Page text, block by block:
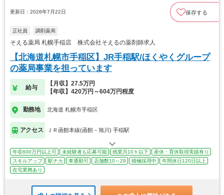
更新日：2026年7月22日 保存する
正社員 調剤薬局
そえる薬局 札幌手稲店 株式会社そえるの薬剤師求人
【北海道札幌市手稲区】JR手稲駅/ほくやくグループ
の薬局事業を担っています
給与
【月収】27.5万円
【年収】420万円～604万円程度
勤務地 北海道 札幌市手稲区
アクセス ＪＲ函館本線(函館－旭川) 手稲駅
年収600万円以上可 未経験者も応募可能 残業月10ｈ以下
産休・育休取得実績有り
スキルアップ
駅チカ 車通勤可 店舗数10～29 積極採用中
年間休日120日以上
在宅業務あり